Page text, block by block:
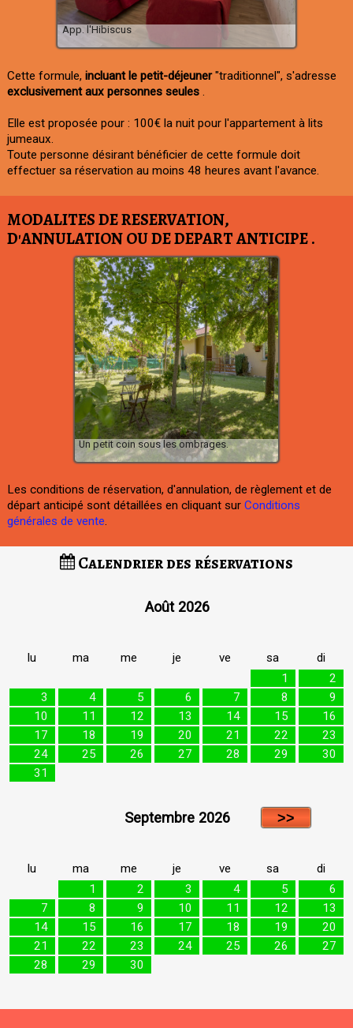
App. l'Hibiscus
Cette formule, incluant le petit-déjeuner"traditionnel", s'adresse
exclusivement aux personnes seules.
Elle est proposée pour : 100€ la nuit pour l'appartement à lits
jumeaux.
Toute personne désirant bénéficier de cette formule doit
effectuer sa réservation au moins 48 heures avant l'avance.
MODALITES DE RESERVATION,
D'ANNULATION OU DE DEPART ANTICIPE .
Un petit coin sous les ombrages.
Les conditions de réservation, d'annulation, de règlement et de
départ anticipé sont détaillées en cliquant sur Conditions
générales de vente.
Calendrier des réservations
Août 2026
lu ma me je ve sa
di
1
2
3
4 5 6 7 8
9
10
11 12 13 14 15
16
17
18 19 20 21 22
23
24
25 26 27 28 29
30
31
Septembre 2026
lu ma me je ve sa
di
1
2 3 4 5
6
7
8 9 10 11 12
13
14
15 16 17 18 19
20
21
22 23 24 25 26
27
28
29 30